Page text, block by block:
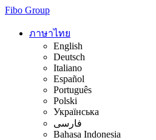
Fibo Group
ภาษาไทย
English
Deutsch
Italiano
Español
Português
Polski
Українська
فارسی
Bahasa Indonesia